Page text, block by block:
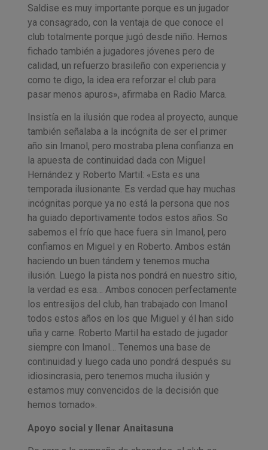
Saldise es muy importante porque es un jugador
ya consagrado, con la ventaja de que conoce el
club totalmente porque jugó desde niño. Hemos
fichado también a jugadores jóvenes pero de
calidad, un refuerzo brasileño con experiencia y
como te digo, la idea era reforzar el club para
pasar menos apuros», afirmaba en Radio Marca.
Insistía en la ilusión que rodea al proyecto, aunque
también señalaba a la incógnita de ser el primer
año sin Imanol, pero mostraba plena confianza en
la apuesta de continuidad dada con Miguel
Hernández y Roberto Martil: «Esta es una
temporada ilusionante. Es verdad que hay muchas
incógnitas porque ya no está la persona que nos
ha guiado deportivamente todos estos años. So
sabemos el frío que hace fuera sin Imanol, pero
confiamos en Miguel y en Roberto. Ambos están
haciendo un buen tándem y tenemos mucha
ilusión. Luego la pista nos pondrá en nuestro sitio,
la verdad es esa… Ambos conocen perfectamente
los entresijos del club, han trabajado con Imanol
todos estos años en los que Miguel y él han sido
uña y carne. Roberto Martil ha estado de jugador
siempre con Imanol… Tenemos una base de
continuidad y luego cada uno pondrá después su
idiosincrasia, pero tenemos mucha ilusión y
estamos muy convencidos de la decisión que
hemos tomado».
Apoyo social y llenar Anaitasuna